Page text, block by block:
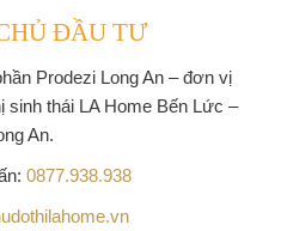
ĐẦU TƯ
Prodezi Long An– đơn vị
sinh thái LA Home Bến Lức –
An.
0877.938.938